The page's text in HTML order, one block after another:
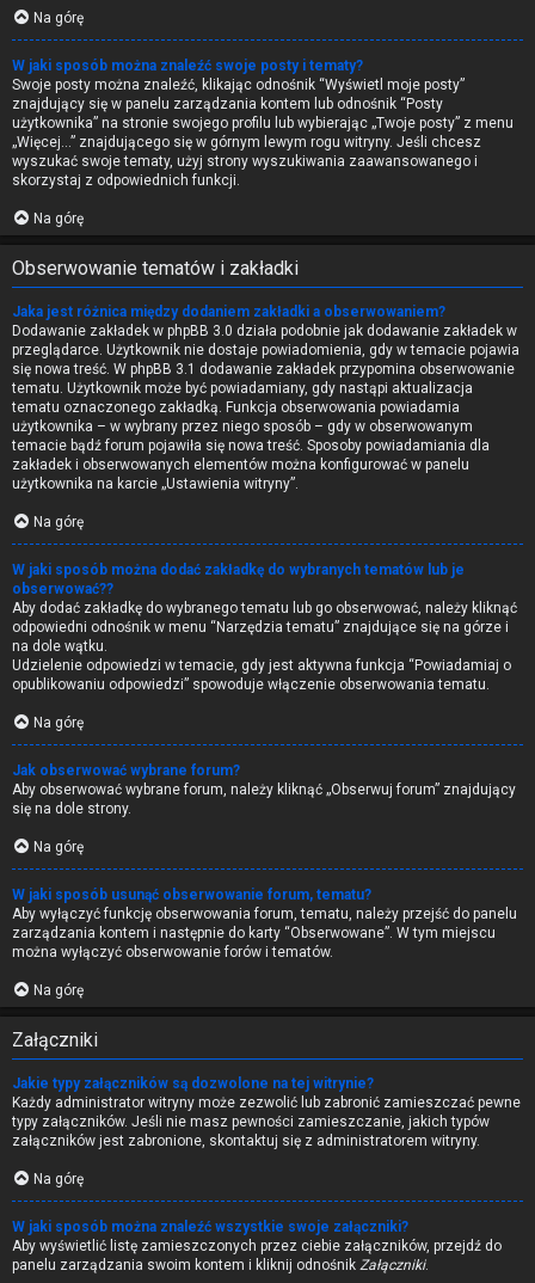
Na górę
W jaki sposób można znaleźć swoje posty i tematy?
Swoje posty można znaleźć, klikając odnośnik “Wyświetl moje posty”
znajdujący się w panelu zarządzania kontem lub odnośnik “Posty
użytkownika” na stronie swojego profilu lub wybierając „Twoje posty” z menu
„Więcej…” znajdującego się w górnym lewym rogu witryny. Jeśli chcesz
wyszukać swoje tematy, użyj strony wyszukiwania zaawansowanego i
skorzystaj z odpowiednich funkcji.
Na górę
Obserwowanie tematów i zakładki
Jaka jest różnica między dodaniem zakładki a obserwowaniem?
Dodawanie zakładek w phpBB 3.0 działa podobnie jak dodawanie zakładek w
przeglądarce. Użytkownik nie dostaje powiadomienia, gdy w temacie pojawia
się nowa treść. W phpBB 3.1 dodawanie zakładek przypomina obserwowanie
tematu. Użytkownik może być powiadamiany, gdy nastąpi aktualizacja
tematu oznaczonego zakładką. Funkcja obserwowania powiadamia
użytkownika – w wybrany przez niego sposób – gdy w obserwowanym
temacie bądź forum pojawiła się nowa treść. Sposoby powiadamiania dla
zakładek i obserwowanych elementów można konfigurować w panelu
użytkownika na karcie „Ustawienia witryny”.
Na górę
W jaki sposób można dodać zakładkę do wybranych tematów lub je
obserwować??
Aby dodać zakładkę do wybranego tematu lub go obserwować, należy kliknąć
odpowiedni odnośnik w menu “Narzędzia tematu” znajdujące się na górze i
na dole wątku.
Udzielenie odpowiedzi w temacie, gdy jest aktywna funkcja “Powiadamiaj o
opublikowaniu odpowiedzi” spowoduje włączenie obserwowania tematu.
Na górę
Jak obserwować wybrane forum?
Aby obserwować wybrane forum, należy kliknąć „Obserwuj forum” znajdujący
się na dole strony.
Na górę
W jaki sposób usunąć obserwowanie forum, tematu?
Aby wyłączyć funkcję obserwowania forum, tematu, należy przejść do panelu
zarządzania kontem i następnie do karty “Obserwowane”. W tym miejscu
można wyłączyć obserwowanie forów i tematów.
Na górę
Załączniki
Jakie typy załączników są dozwolone na tej witrynie?
Każdy administrator witryny może zezwolić lub zabronić zamieszczać pewne
typy załączników. Jeśli nie masz pewności zamieszczanie, jakich typów
załączników jest zabronione, skontaktuj się z administratorem witryny.
Na górę
W jaki sposób można znaleźć wszystkie swoje załączniki?
Aby wyświetlić listę zamieszczonych przez ciebie załączników, przejdź do
panelu zarządzania swoim kontem i kliknij odnośnik Załączniki.